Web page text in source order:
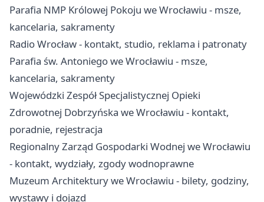
Parafia NMP Królowej Pokoju we Wrocławiu - msze,
kancelaria, sakramenty
Radio Wrocław - kontakt, studio, reklama i patronaty
Parafia św. Antoniego we Wrocławiu - msze,
kancelaria, sakramenty
Wojewódzki Zespół Specjalistycznej Opieki
Zdrowotnej Dobrzyńska we Wrocławiu - kontakt,
poradnie, rejestracja
Regionalny Zarząd Gospodarki Wodnej we Wrocławiu
- kontakt, wydziały, zgody wodnoprawne
Muzeum Architektury we Wrocławiu - bilety, godziny,
wystawy i dojazd